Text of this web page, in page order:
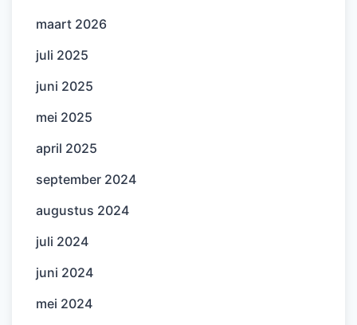
maart 2026
juli 2025
juni 2025
mei 2025
april 2025
september 2024
augustus 2024
juli 2024
juni 2024
mei 2024